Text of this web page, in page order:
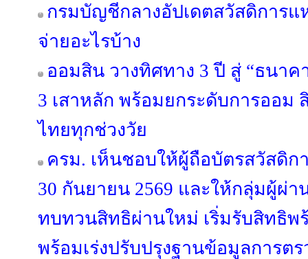
กรมบัญชีกลางอัปเดตสวัสดิการแ
จ่ายอะไรบ้าง
ออมสิน วางทิศทาง 3 ปี สู่ “ธนา
3 เสาหลัก พร้อมยกระดับการออม
ไทยทุกช่วงวัย
ครม. เห็นชอบให้ผู้ถือบัตรสวัสดิก
30 กันยายน 2569 และให้กลุ่มผู้ผ่
ทบทวนสิทธิผ่านใหม่ เริ่มรับสิทธิพ
พร้อมเร่งปรับปรุงฐานข้อมูลการ